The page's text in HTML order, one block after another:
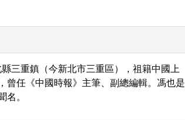
三重鎮（今新北市三重區），祖籍中國上
曾任《中國時報》主筆、副總編輯。馮也是
名。